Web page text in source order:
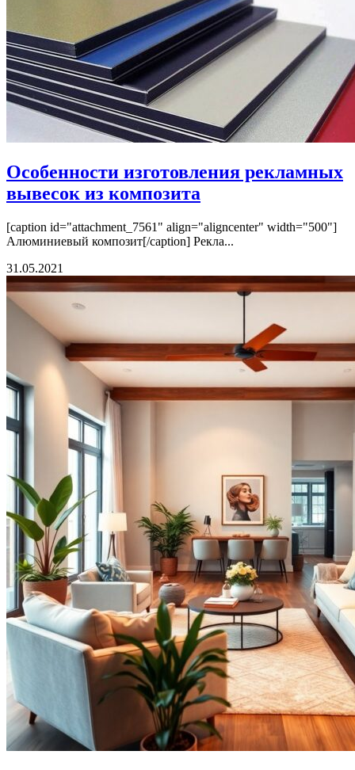
Особенности изготовления рекламных
вывесок из композита
[caption id="attachment_7561" align="aligncenter" width="500"]
Алюминиевый композит[/caption] Рекла...
31.05.2021